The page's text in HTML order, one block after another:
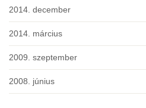
2014. december
2014. március
2009. szeptember
2008. június